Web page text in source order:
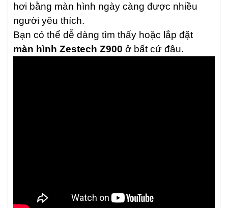
hơi bằng màn hình ngày càng được nhiều
người yêu thích.
Bạn có thể dễ dàng tìm thấy hoặc lắp đặt
màn hình Zestech Z900 ở bất cứ đâu.